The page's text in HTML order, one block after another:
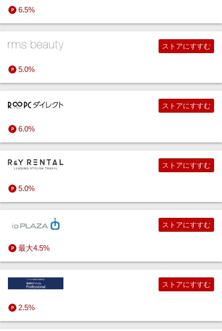
デリバリー・定期便
宅配クリーニング
中古査定・買取
6.5%
5.0%
ストアにすすむ
6.0%
ストアにすすむ
5.0%
ストアにすすむ
最大4.5%
ストアにすすむ
2.5%
ストアにすすむ